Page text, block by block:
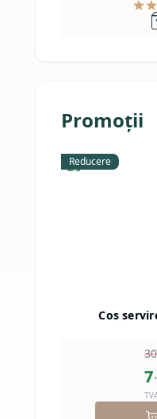
Promoții
Reducere
Cos
30
7,